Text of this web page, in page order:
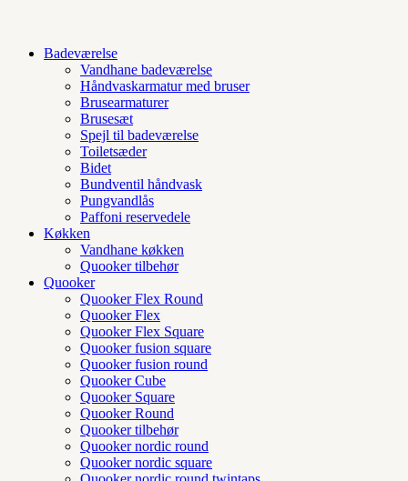
Badeværelse
Vandhane badeværelse
Håndvaskarmatur med bruser
Brusearmaturer
Brusesæt
Spejl til badeværelse
Toiletsæder
Bidet
Bundventil håndvask
Pungvandlås
Paffoni reservedele
Køkken
Vandhane køkken
Quooker tilbehør
Quooker
Quooker Flex Round
Quooker Flex
Quooker Flex Square
Quooker fusion square
Quooker fusion round
Quooker Cube
Quooker Square
Quooker Round
Quooker tilbehør
Quooker nordic round
Quooker nordic square